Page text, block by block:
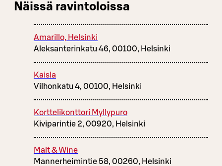
Näissä ravintoloissa
Amarillo, Helsinki
Aleksanterinkatu 46, 00100, Helsinki
Kaisla
Vilhonkatu 4, 00100, Helsinki
Korttelikonttori Myllypuro
Kiviparintie 2, 00920, Helsinki
Malt & Wine
Mannerheimintie 58, 00260, Helsinki